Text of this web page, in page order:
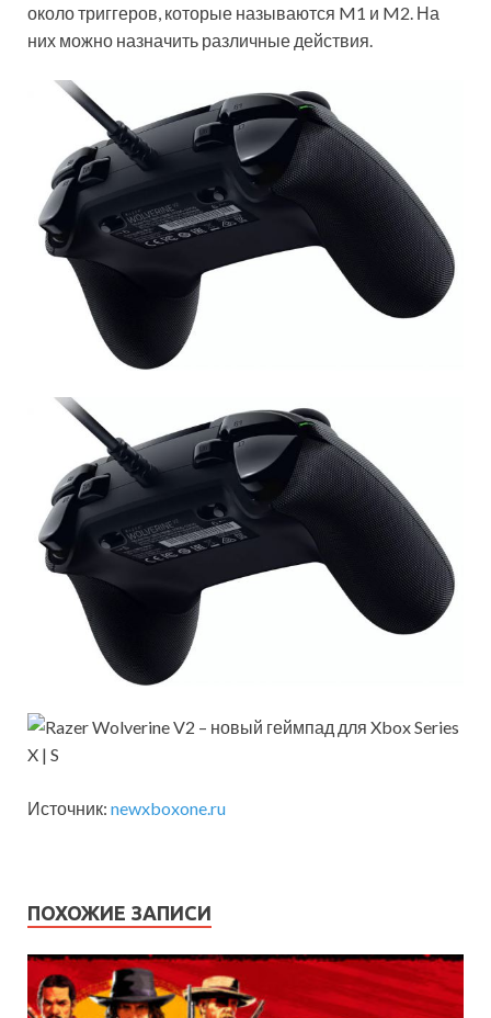
около триггеров, которые называются M1 и M2. На
них можно назначить различные действия.
Источник: newxboxone.ru
ПОХОЖИЕ ЗАПИСИ